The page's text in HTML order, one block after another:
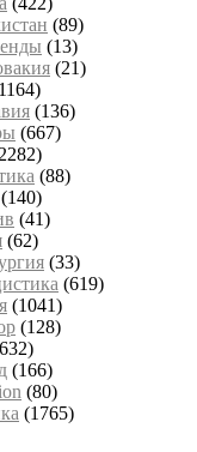
(89)
(13)
(21)
(136)
(667)
(88)
(140)
(41)
(62)
(33)
(619)
(1041)
(128)
(166)
(80)
(1765)